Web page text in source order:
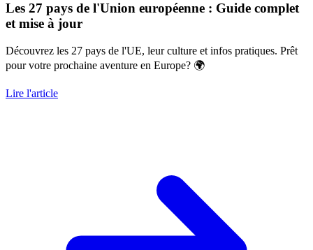
Les 27 pays de l'Union européenne : Guide complet
et mise à jour
Découvrez les 27 pays de l'UE, leur culture et infos pratiques. Prêt
pour votre prochaine aventure en Europe? 🌍
Lire l'article